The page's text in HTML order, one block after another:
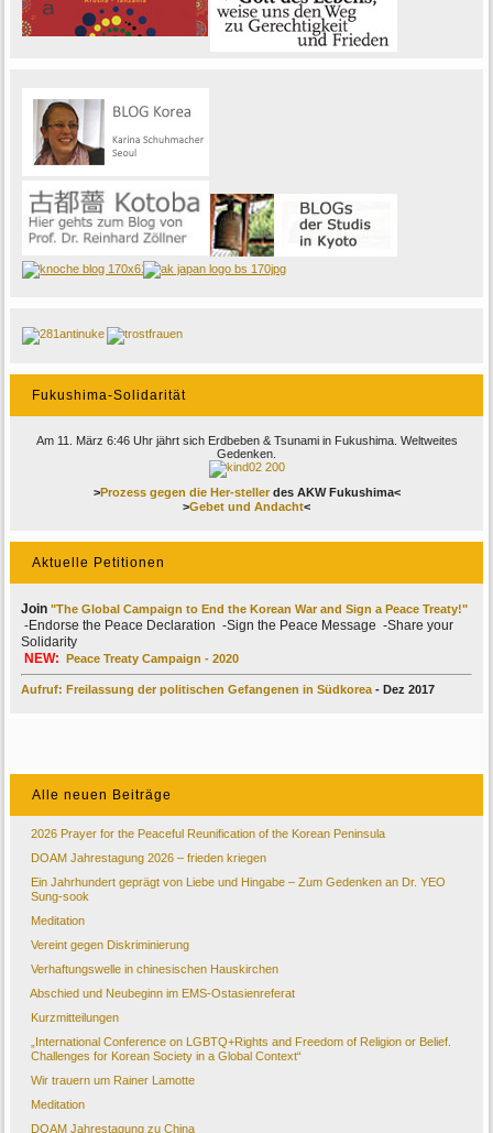
Fukushima-Solidarität
Am 11. März 6:46 Uhr jährt sich Erdbeben & Tsunami in Fukushima. Weltweites
Gedenken.
>Prozess gegen die Her-stellerdes AKW Fukushima<
>Gebet und Andacht<
Aktuelle Petitionen
Join"The Global Campaign to End the Korean War and Sign a Peace Treaty!"
-Endorse the Peace Declaration -Sign the Peace Message -Share your
Solidarity
NEW:
Peace Treaty Campaign - 2020
Aufruf: Freilassung der politischen Gefangenen in Südkorea- Dez 2017
Alle neuen Beiträge
2026 Prayer for the Peaceful Reunification of the Korean Peninsula
DOAM Jahrestagung 2026 – frieden kriegen
Ein Jahrhundert geprägt von Liebe und Hingabe – Zum Gedenken an Dr. YEO
Sung-sook
Meditation
Vereint gegen Diskriminierung
Verhaftungswelle in chinesischen Hauskirchen
Abschied und Neubeginn im EMS-Ostasienreferat
Kurzmitteilungen
„International Conference on LGBTQ+Rights and Freedom of Religion or Belief.
Challenges for Korean Society in a Global Context“
Wir trauern um Rainer Lamotte
Meditation
DOAM Jahrestagung zu China